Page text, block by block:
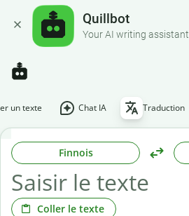
Quillbot
Your AI writing assistant
un texte Chat IA Traduction
Finnois
Coller le texte